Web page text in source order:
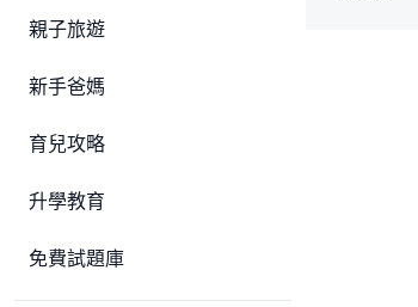
親子旅遊
新手爸媽
育兒攻略
升學教育
免費試題庫